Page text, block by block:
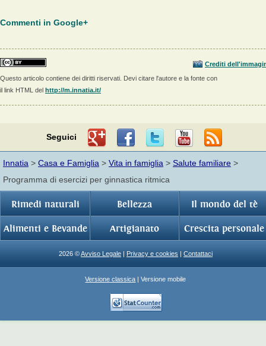
Commenti in Google+
Crediti
Questo articolo contiene dei diritti riservati. Devi citare l'autore e la fonte con
il link HTML del http://m.innatia.it/
Seguici
Innatia > Casa e Famiglia > Vita in famiglia > Salute familiare >
Programma di esercizi per ginnastica ritmica
Rimedi naturali Bellezza Il mondo del tè
Alimenti e Bevande Artigianato Crescita personale
2026 ©Avviso Legale | Privacy e cookies | Contattaci
Versione classica | Versione mobile